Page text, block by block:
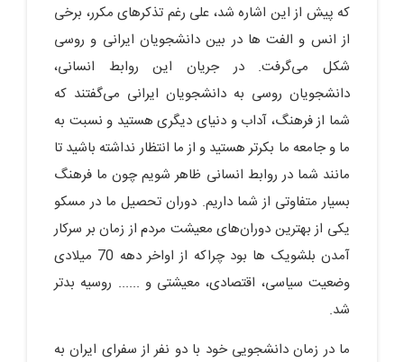
که پیش از این اشاره شد، علی رغم تذکرهای مکرر، برخی
از انس و الفت ها در بین دانشجویان ایرانی و روسی
شکل می‌گرفت. در جریان این روابط انسانی،
دانشجویان روسی به دانشجویان ایرانی می‌گفتند که
شما از فرهنگ، آداب و دنیای دیگری هستید و نسبت به
ما و جامعه ما بکرتر هستید و از ما انتظار نداشته باشید تا
مانند شما در روابط انسانی ظاهر شویم چون ما فرهنگ
بسیار متفاوتی از شما داریم. دوران تحصیل ما در مسکو
یکی از بهترین دوران‌های معیشت مردم از زمان بر سرکار
آمدن بلشویک ها بود چراکه از اواخر دهه 70 میلادی
وضعیت سیاسی، اقتصادی، معیشتی و ...... روسیه بدتر
شد.
ما در زمان دانشجویی خود با دو نفر از سفرای ایران به